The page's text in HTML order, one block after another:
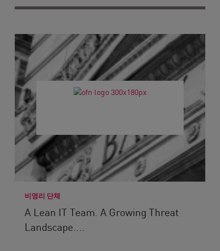
비영리 단체
A Lean IT Team. A Growing Threat
Landscape....